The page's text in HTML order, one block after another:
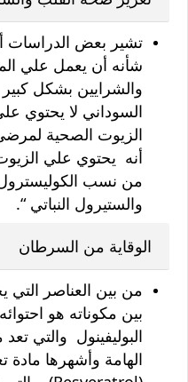
تشير بعض الدراسات
شأنه أن يعمل علي
والشرايين بشكل
السوداني لا يحتوي
الزيوت الصحية
أنه يحتوي علي
من نسب
والستيرول النباتي “.
الوقاية من السرطان
من بين العناصر التي
بين مكوناته هو
البوليفينول والتي
الهامة وأشهرها